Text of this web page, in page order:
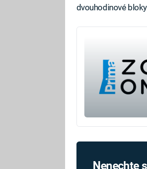
dvouhodinové
Nenechte